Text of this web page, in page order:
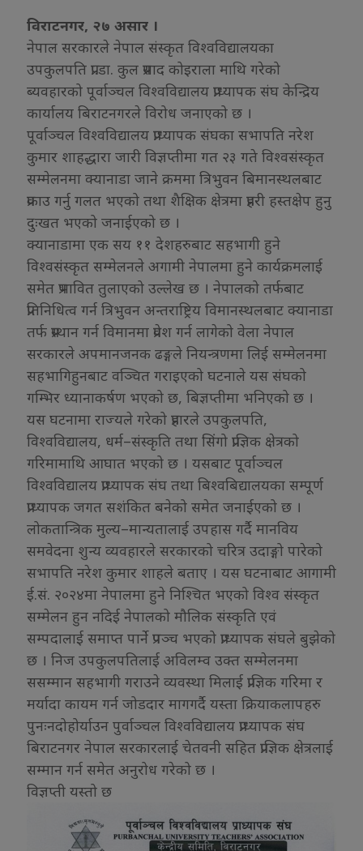
विराटनगर, २७ असार ।
नेपाल सरकारले नेपाल संस्कृत विश्वविद्यालयका
उपकुलपति प्रा.डा. कुल प्रसाद कोइराला माथि गरेको
ब्यवहारको पूर्वाञ्चल विश्वविद्यालय प्राध्यापक संघ केन्द्रिय
कार्यालय बिराटनगरले विरोध जनाएको छ ।
पूर्वाञ्चल विश्वविद्यालय प्राध्यापक संघका सभापति नरेश
कुमार शाहद्धारा जारी विज्ञप्तीमा गत २३ गते विश्वसंस्कृत
सम्मेलनमा क्यानाडा जाने क्रममा त्रिभुवन बिमानस्थलबाट
प्रकाउ गर्नु गलत भएको तथा शैक्षिक क्षेत्रमा प्रहरी हस्तक्षेप हुनु
दुःखत भएको जनाईएको छ ।
क्यानाडामा एक सय ११ देशहरुबाट सहभागी हुने
विश्वसंस्कृत सम्मेलनले अगामी नेपालमा हुने कार्यक्रमलाई
समेत प्रभावित तुलाएको उल्लेख छ । नेपालको तर्फबाट
प्रतिनिधित्व गर्न त्रिभुवन अन्तराष्ट्रिय विमानस्थलबाट क्यानाडा
तर्फ प्रस्थान गर्न विमानमा प्रवेश गर्न लागेको वेला नेपाल
सरकारले अपमानजनक ढङ्गले नियन्त्रणमा लिई सम्मेलनमा
सहभागिहुनबाट वञ्चित गराइएको घटनाले यस संघको
गम्भिर ध्यानाकर्षण भएको छ, बिज्ञप्तीमा भनिएको छ ।
यस घटनामा राज्यले गरेको प्रहारले उपकुलपति,
विश्वविद्यालय, धर्म–संस्कृति तथा सिंगो प्राज्ञिक क्षेत्रको
गरिमामाथि आघात भएको छ । यसबाट पूर्वाञ्चल
विश्वविद्यालय प्राध्यापक संघ तथा बिश्वबिद्यालयका सम्पूर्ण
प्राध्यापक जगत सशंकित बनेको समेत जनाईएको छ ।
लोकतान्त्रिक मुल्य–मान्यतालाई उपहास गर्दै मानविय
समवेदना शुन्य व्यवहारले सरकारको चरित्र उदाङ्गो पारेको
सभापति नरेश कुमार शाहले बताए । यस घटनाबाट आगामी
ई.सं. २०२४मा नेपालमा हुने निश्चित भएको विश्व संस्कृत
सम्मेलन हुन नदिई नेपालको मौलिक संस्कृति एवं
सम्पदालाई समाप्त पार्ने प्रपञ्च भएको प्राध्यापक संघले बुझेको
छ । निज उपकुलपतिलाई अविलम्व उक्त सम्मेलनमा
ससम्मान सहभागी गराउने व्यवस्था मिलाई प्राज्ञिक गरिमा र
मर्यादा कायम गर्न जोडदार मागगर्दै यस्ता क्रियाकलापहरु
पुनःनदोहोर्याउन पुर्वाञ्चल विश्वविद्यालय प्राध्यापक संघ
बिराटनगर नेपाल सरकारलाई चेतवनी सहित प्राज्ञिक क्षेत्रलाई
सम्मान गर्न समेत अनुरोध गरेको छ ।
विज्ञप्ती यस्तो छ